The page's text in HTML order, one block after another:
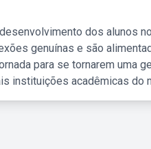
dos alunos
genuínas e são
para se tornarem uma
instituições acadêmicas do